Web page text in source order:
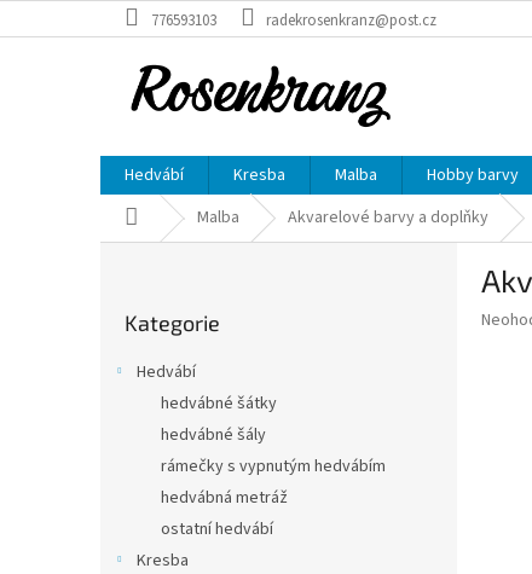
na
776593103 radekrosenkranz@post.cz
Hedvábí Kresba Malba Hobby barvy
Domů Malba Akvarelové barvy a doplňky
kategorie
Kategorie
Hedvábí
hedvábné šátky
hedvábné šály
rámečky s vypnutým hedvábím
hedvábná metráž
ostatní hedvábí
Kresba